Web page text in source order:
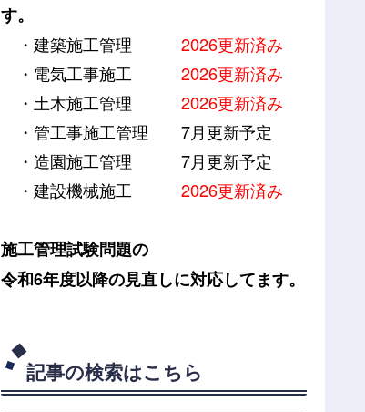
す。
・建築施工管理 2026更新済み
・電気工事施工 2026更新済み
・土木施工管理 2026更新済み
・管工事施工管理 7月更新予定
・造園施工管理 7月更新予定
・建設機械施工 2026更新済み
施工管理試験問題の
令和6年度以降の見直しに対応してます。
記事の検索はこちら